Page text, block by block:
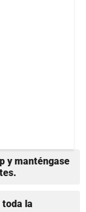
y manténgase
la